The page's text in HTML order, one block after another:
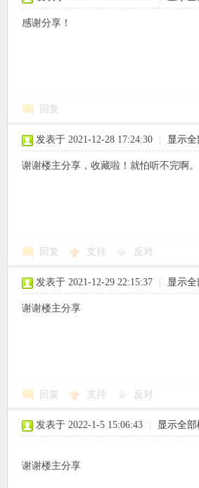
感谢分享！
回复
发表于 2021-12-28 17:24:30 显示
谢谢楼主分享，收藏啦！就怕听不完啊。
回复 支持 反对
发表于 2021-12-29 22:15:37 显示
谢谢楼主分享
回复 支持 反对
发表于 2022-1-5 15:06:43 显示全
谢谢楼主分享